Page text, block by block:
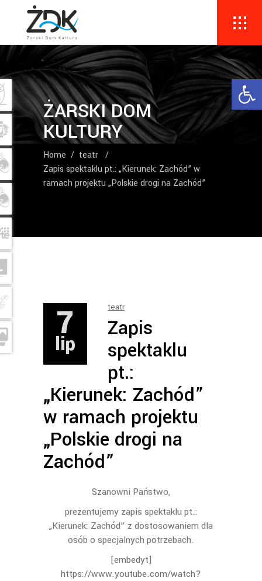
ŻARSKI DOM
KULTURY
Home / teatr /
Zapis spektaklu pt.: „Kierunek: Zachód” w
ramach projektu „Polskie drogi na Zachód”
7
lip
teatr
Zapis
spektaklu
pt.:
„Kierunek: Zachód”
w ramach projektu
„Polskie drogi na
Zachód”
Szanowni Państwo,
prezentujemy zapis spektaklu pt.:
„Kierunek: Zachód” z dostosowaniem dla
osób o specjalnych potrzebach.
[embedyt]
https://www.youtube.com/watch?